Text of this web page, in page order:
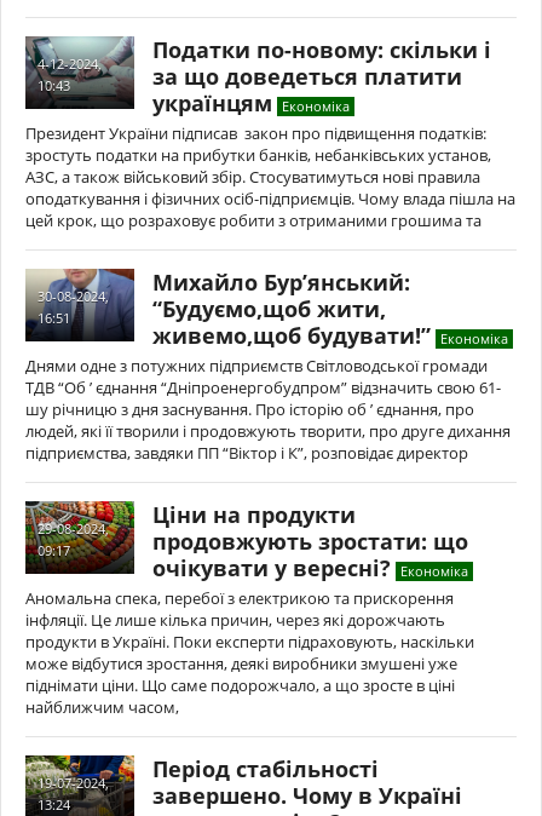
4-12-2024,
10:43
Податки по-новому: скільки і
за що доведеться платити
українцям
Економіка
Президент України підписав закон про підвищення податків:
зростуть податки на прибутки банків, небанківських установ,
АЗС, а також військовий збір. Стосуватимуться нові правила
оподаткування і фізичних осіб-підприємців. Чому влада пішла на
цей крок, що розраховує робити з отриманими грошима та
30-08-2024,
16:51
Михайло Бур’янський:
“Будуємо,щоб жити,
живемо,щоб будувати!” Економіка
Днями одне з потужних підприємств Світловодської громади
ТДВ “Об ’ єднання “Дніпроенергобудпром” відзначить свою 61-
шу річницю з дня заснування. Про історію об ’ єднання, про
людей, які її творили і продовжують творити, про друге дихання
підприємства, завдяки ПП “Віктор і К”, розповідає директор
29-08-2024,
09:17
Ціни на продукти
продовжують зростати: що
очікувати у вересні?
Економіка
Аномальна спека, перебої з електрикою та прискорення
інфляції. Це лише кілька причин, через які дорожчають
продукти в Україні. Поки експерти підраховують, наскільки
може відбутися зростання, деякі виробники змушені уже
піднімати ціни. Що саме подорожчало, а що зросте в ціні
найближчим часом,
19-07-2024,
13:24
Період стабільності
завершено. Чому в Україні